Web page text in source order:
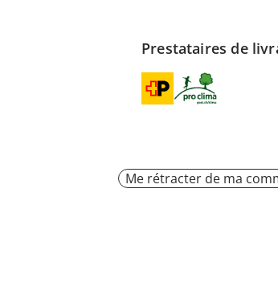
Prestataires de
Me rétracter de ma